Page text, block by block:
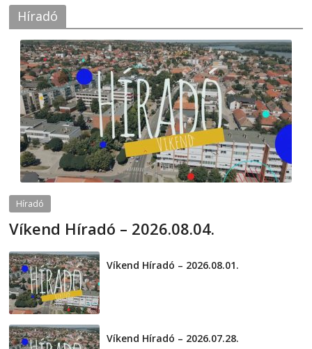
Híradó
Híradó
Víkend Híradó – 2026.08.04.
Víkend Híradó – 2026.08.01.
Víkend Híradó – 2026.07.28.